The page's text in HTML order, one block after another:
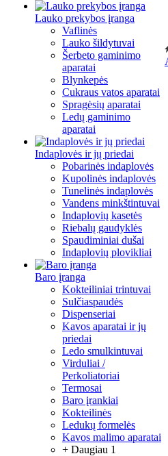
Lauko prekybos įranga
Vaflinės
Lauko šildytuvai
Šerbeto gaminimo
aparatai
Blynkepės
Cukraus vatos aparatai
Spragėsių aparatai
Ledų gaminimo
aparatai
Indaplovės ir jų priedai
Pobarinės indaplovės
Kupolinės indaplovės
Tunelinės indaplovės
Vandens minkštintuvai
Indaplovių kasetės
Riebalų gaudyklės
Spaudiminiai dušai
Indaplovių plovikliai
Baro įranga
Kokteiliniai trintuvai
Sulčiaspaudės
Dispenseriai
Kavos aparatai ir jų
priedai
Ledo smulkintuvai
Virduliai /
Perkoliatoriai
Termosai
Baro įrankiai
Kokteilinės
Ledukų formelės
Kavos malimo aparatai
+ Daugiau 1